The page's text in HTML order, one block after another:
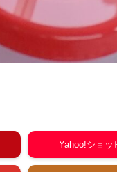
Yahoo!ショッ